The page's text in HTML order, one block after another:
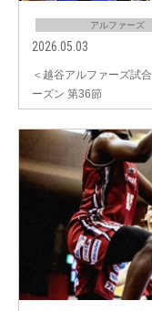
アルファーズ
2026.05.03
＜越谷アルファーズ試
ーズン 第36節